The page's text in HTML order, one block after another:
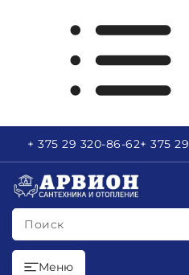
+ 375 29 320-86-62+ 375 29
Поиск
Меню